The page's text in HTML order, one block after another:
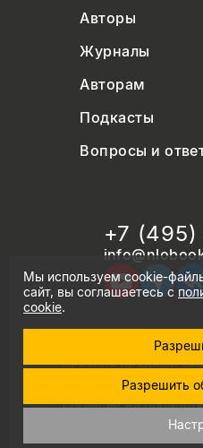
Авторы
Журналы
Авторам
Подкасты
Вопросы и
+7
© Новое
правила продажи
политика
согласие на
дизайн Дмитрия
разработка и
Мы используем cookie-
сайт, вы соглашаетесь с
cookie.
Разрешить